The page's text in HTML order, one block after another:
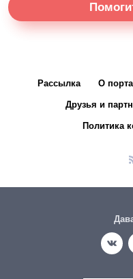
Рассылка О
Друзья и
Политика